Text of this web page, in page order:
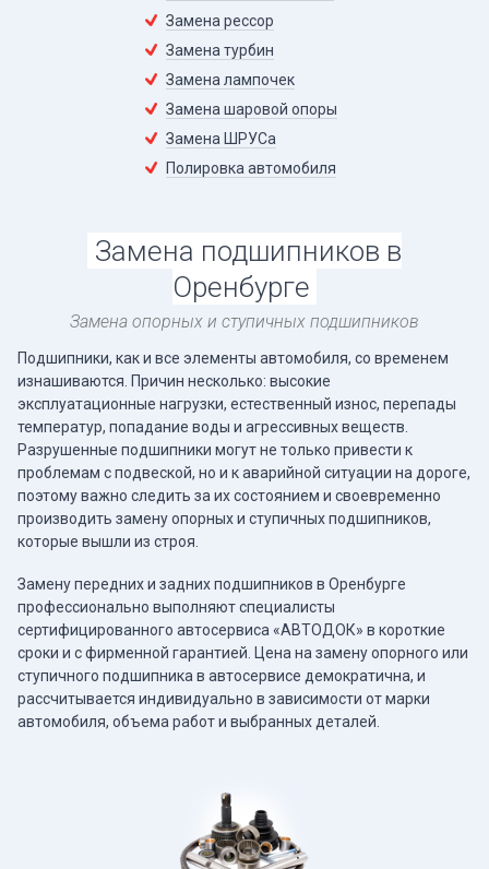
Замена рессор
Замена турбин
Замена лампочек
Замена шаровой опоры
Замена ШРУСа
Полировка автомобиля
Замена подшипников в
Оренбурге
Замена опорных и ступичных подшипников
Подшипники, как и все элементы автомобиля, со временем
изнашиваются. Причин несколько: высокие
эксплуатационные нагрузки, естественный износ, перепады
температур, попадание воды и агрессивных веществ.
Разрушенные подшипники могут не только привести к
проблемам с подвеской, но и к аварийной ситуации на дороге,
поэтому важно следить за их состоянием и своевременно
производить замену опорных и ступичных подшипников,
которые вышли из строя.
Замену передних и задних подшипников в Оренбурге
профессионально выполняют специалисты
сертифицированного автосервиса «АВТОДОК» в короткие
сроки и с фирменной гарантией. Цена на замену опорного или
ступичного подшипника в автосервисе демократична, и
рассчитывается индивидуально в зависимости от марки
автомобиля, объема работ и выбранных деталей.